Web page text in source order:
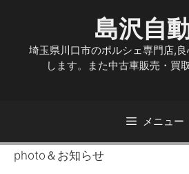
島沢自
埼玉県川口市のポルシェ専門店,
します。また中古車販売・買
メニュー
photo＆お知らせ